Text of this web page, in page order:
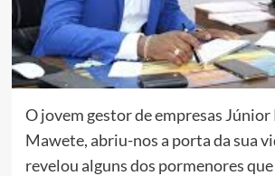
O jovem gestor de empresas Júnior
Mawete, abriu-nos a porta da sua
revelou alguns dos pormenores